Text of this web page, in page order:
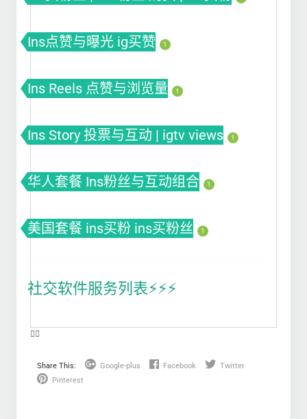
Ins点赞与曝光 ig买赞 1
Ins Reels 点赞与浏览量 1
Ins Story 投票与互动 | igtv views 1
华人套餐 Ins粉丝与互动组合 1
美国套餐 ins买粉 ins买粉丝 1
社交软件服务列表⚡️⚡️⚡️
❤️‍🔥
Share This: Google-plus Facebook
Twitter
Pinterest